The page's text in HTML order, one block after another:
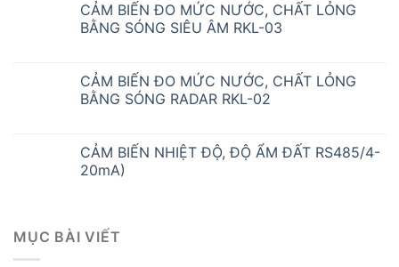
CẢM BIẾN ĐO MỨC NƯỚC, CHẤT LỎNG
BẰNG SÓNG SIÊU ÂM RKL-03
CẢM BIẾN ĐO MỨC NƯỚC, CHẤT LỎNG
BẰNG SÓNG RADAR RKL-02
CẢM BIẾN NHIỆT ĐỘ, ĐỘ ẨM ĐẤT RS485/4-
20mA)
MỤC BÀI VIẾT